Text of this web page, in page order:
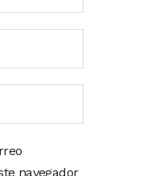
navegador